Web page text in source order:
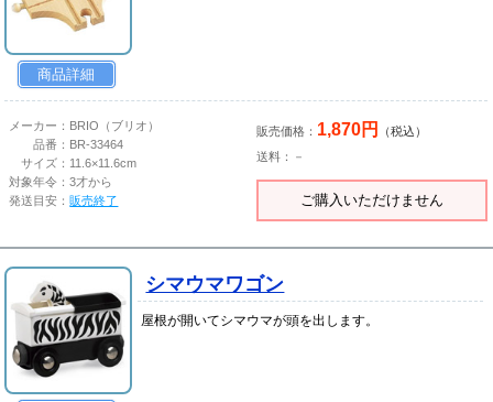
商品詳細
メーカー： BRIO（ブリオ）
品番： BR-33464
サイズ： 11.6×11.6cm
対象年令：3才から
発送目安：販売終了
販売価格： 1,870円
（税込）
送料：－
ご購入いただけません
シマウマワゴン
屋根が開いてシマウマが頭を出します。